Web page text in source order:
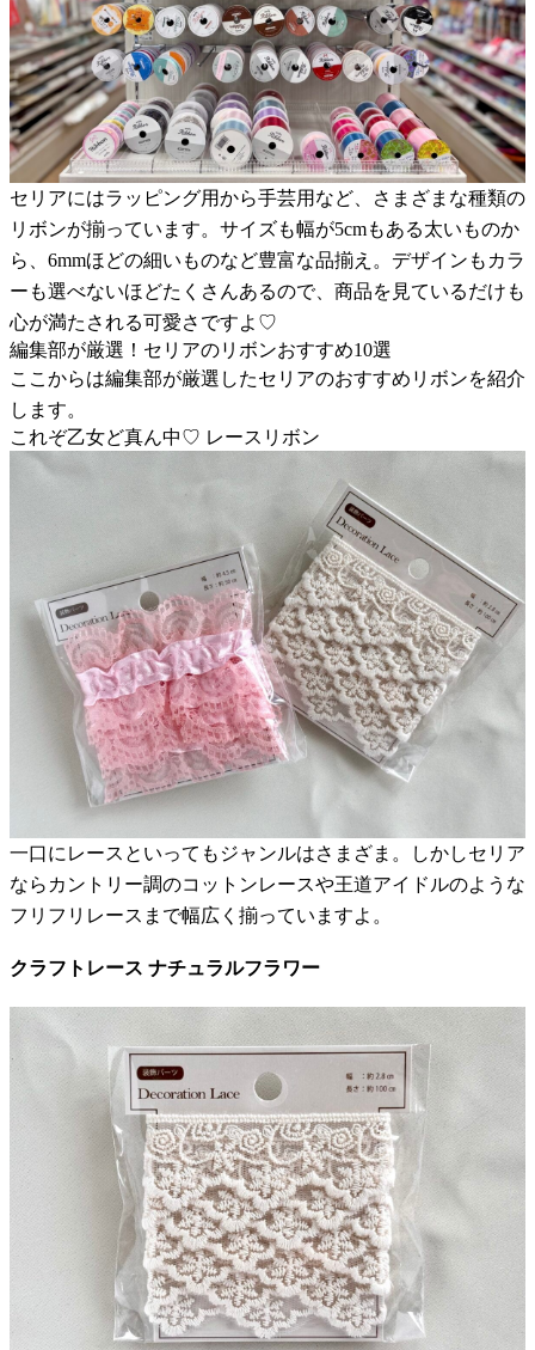
セリアにはラッピング用から手芸用など、さまざまな種類の
リボンが揃っています。サイズも幅が5cmもある太いものか
ら、6mmほどの細いものなど豊富な品揃え。デザインもカラ
ーも選べないほどたくさんあるので、商品を見ているだけも
心が満たされる可愛さですよ♡
編集部が厳選！セリアのリボンおすすめ10選
ここからは編集部が厳選したセリアのおすすめリボンを紹介
します。
これぞ乙女ど真ん中♡ レースリボン
一口にレースといってもジャンルはさまざま。しかしセリア
ならカントリー調のコットンレースや王道アイドルのような
フリフリレースまで幅広く揃っていますよ。
クラフトレース ナチュラルフラワー